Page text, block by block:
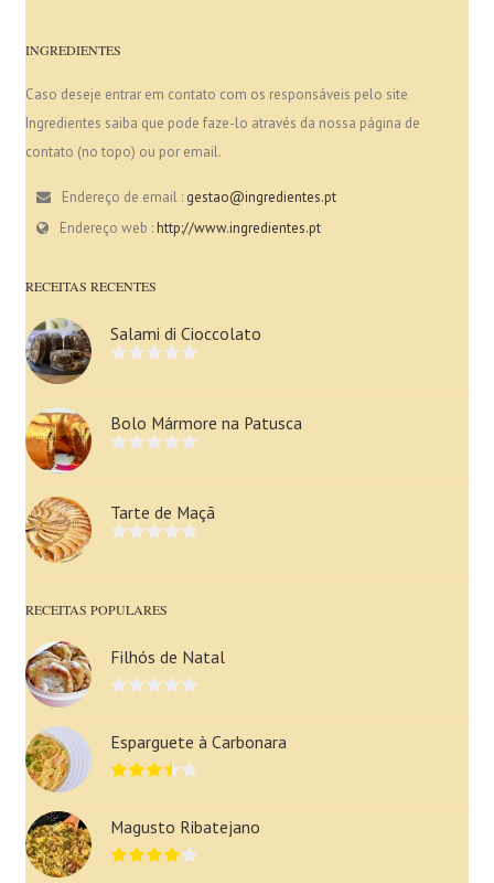
INGREDIENTES
Caso deseje entrar em contato com os responsáveis pelo site
Ingredientes saiba que pode faze-lo através da nossa página de
contato (no topo) ou por email.
Endereço de email : gestao@ingredientes.pt
Endereço web :http://www.ingredientes.pt
RECEITAS RECENTES
Salami di Cioccolato
Bolo Mármore na Patusca
Tarte de Maçã
RECEITAS POPULARES
Filhós de Natal
Esparguete à Carbonara
Magusto Ribatejano